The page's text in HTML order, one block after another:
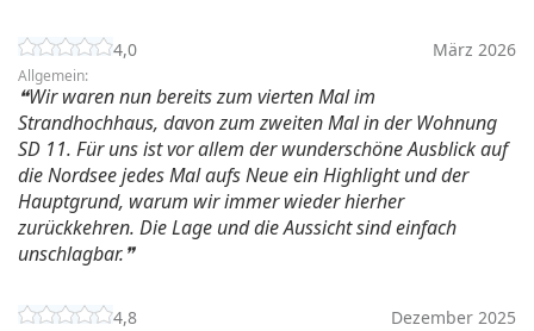
4,0 März 2026
Allgemein:
Wir waren nun bereits zum vierten Mal im
Strandhochhaus, davon zum zweiten Mal in der Wohnung
SD 11. Für uns ist vor allem der wunderschöne Ausblick auf
die Nordsee jedes Mal aufs Neue ein Highlight und der
Hauptgrund, warum wir immer wieder hierher
zurückkehren. Die Lage und die Aussicht sind einfach
unschlagbar.
4,8 Dezember 2025